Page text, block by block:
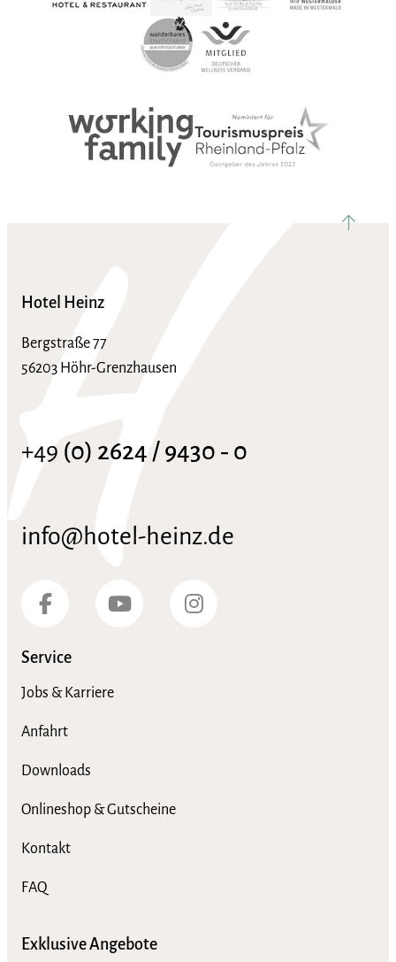
Hotel Heinz
Bergstraße 77
56203 Höhr-Grenzhausen
+49 (0) 2624 / 9430 ‑ 0
info@hotel-heinz.de
Service
Jobs & Karriere
Anfahrt
Downloads
Onlineshop & Gutscheine
Kontakt
FAQ
Exklusive Angebote